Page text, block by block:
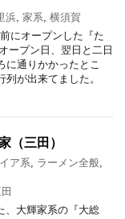
浜, 家系, 横須賀
にオープンした『た
ープン日、翌日と二日
に通りかかったとこ
が出来てました。
（三田）
ア系, ラーメン全般,
、大輝家系の『大総